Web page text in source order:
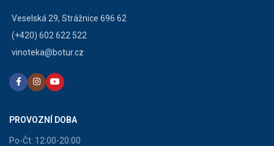
Veselská 29, Strážnice 696 62
(+420) 602 622 522
vinoteka@botur.cz
PROVOZNÍ DOBA
Po-Čt: 12:00-20:00